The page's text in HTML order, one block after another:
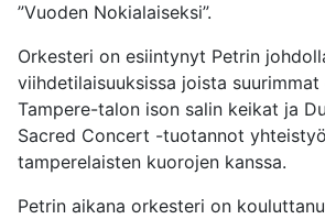
”Vuoden Nokialaiseksi”.
Orkesteri on esiintynyt Petrin
viihdetilaisuuksissa joista
Tampere-talon ison salin keikat ja
Sacred Concert -tuotannot
tamperelaisten kuorojen kanssa.
Petrin aikana orkesteri on